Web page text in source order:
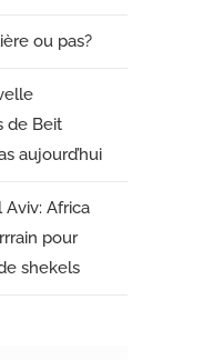
ou pas?
de Beit
aujourd’hui
Africa
pour
shekels